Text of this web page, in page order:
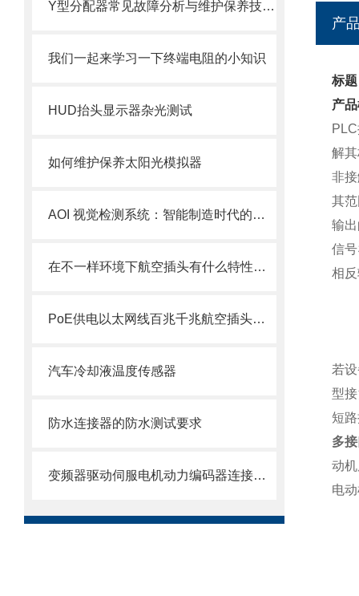
Y型分配器常见故障分析与维护保养技巧：保障系统稳定运行
我们一起来学习一下终端电阻的小知识
HUD抬头显示器杂光测试
如何维护保养太阳光模拟器
AOI 视觉检测系统：智能制造时代的质量守门人
在不一样环境下航空插头有什么特性规定？
PoE供电以太网线百兆千兆航空插头插座防水连接器接头选型指南
汽车冷却液温度传感器
防水连接器的防水测试要求
变频器驱动伺服电机动力编码器连接线束
产
标
产
解
非
其
输
信
相
若
型
短
多
动
电